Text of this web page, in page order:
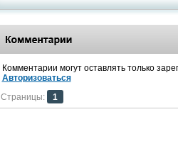
Комментарии могут оставлять только
Авторизоваться
Страницы:
1